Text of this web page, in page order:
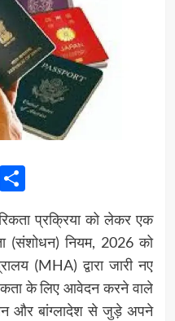
Share
प्रक्रिया को लेकर एक
(संशोधन) नियम, 2026 को
(MHA) द्वारा जारी नए
के लिए आवेदन करने वाले
और बांग्लादेश से जुड़े अपने